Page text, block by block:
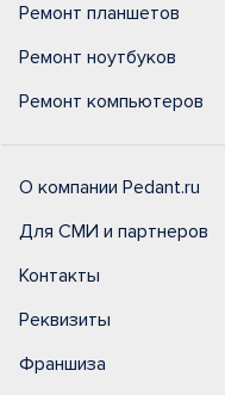
Ремонт планшетов
Ремонт ноутбуков
Ремонт компьютеров
О компании Pedant.ru
Для СМИ и партнеров
Контакты
Реквизиты
Франшиза